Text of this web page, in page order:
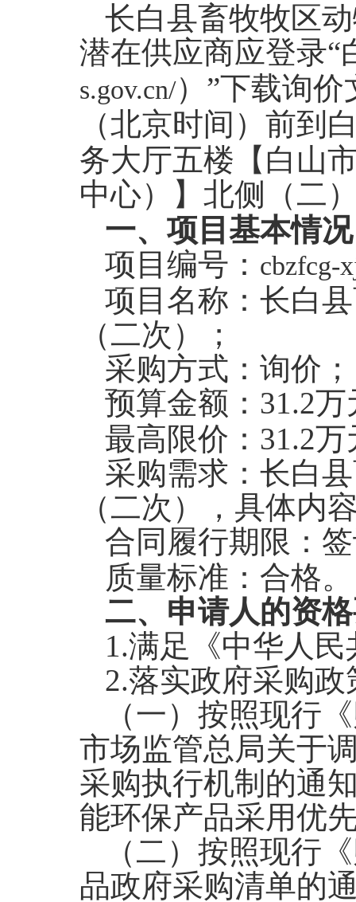
长白县畜牧牧区
潜在供应商应登录“
s.gov.cn/）”下载询价
（北京时间）前到
务大厅五楼【白山
中心）】北侧（二
一、项目基本情况
项目编号： cbzfcg-
项目名称：长白
（二次）；
采购方式：询价；
预算金额： 31.2万
最高限价： 31.2万
采购需求：长白
（二次），具体内
合同履行期限：
质量标准：合格。
二、申请人的资
1.满足《中华人
2.落实政府采购
（一）按照现行
市场监管总局关于
采购执行机制的通
能环保产品采用优
（二）按照现行
品政府采购清单的